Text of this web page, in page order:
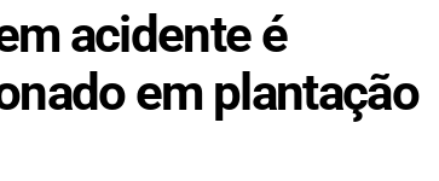
acidente é
em plantação